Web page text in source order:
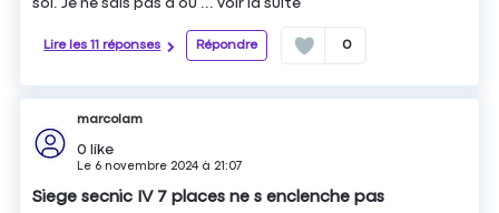
sol. Je ne sais pas d’où ...voir la suite
Lire les 11 réponses Répondre 0
marcolam
0 like
Le 6 novembre 2024à 21:07
Siege secnic IV 7 places ne s enclenche pas